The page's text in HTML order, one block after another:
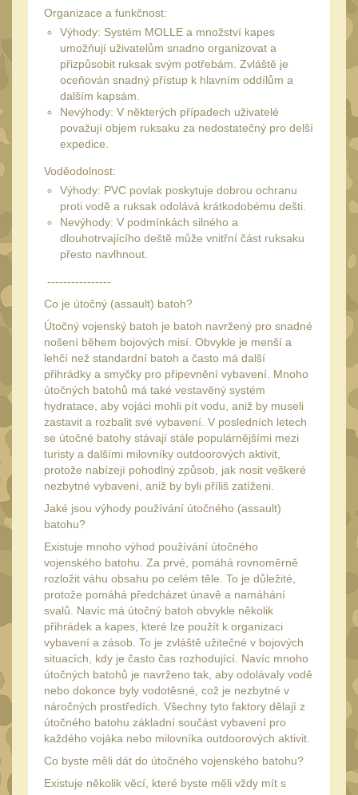
Mechanická mířidla 30
Dvojnožky 39
Dvojnožky na hlaveň 2
Dvojnožky pro picatinny
Dvojnožky pro Keymod
Dvojnožky na otočný
Príslušenstvo18
OPTIKY(146)
Monokuláry
Kolimátory
Zvětšovací moduly 5
LPVO21
Na vzduchovku 15
Na kuše2
Na dlouhé
vzdálenosti
Multi-range 33
Krátka a střední
vzdálenost16
Príslušenstvo pre
optiku9
UTG45
Accushot 7
Accushot Tactical
Organizace a funkčnost:
Výhody: Systém MOLLE a množství kapes
umožňují uživatelům snadno organizovat a
přizpůsobit ruksak svým potřebám. Zvláště je
oceňován snadný přístup k hlavním oddílům a
dalším kapsám.
Nevýhody: V některých případech uživatelé
považují objem ruksaku za nedostatečný pro delší
expedice.
Voděodolnost:
Výhody: PVC povlak poskytuje dobrou ochranu
proti vodě a ruksak odolává krátkodobému dešti.
Nevýhody: V podmínkách silného a
dlouhotrvajícího deště může vnitřní část ruksaku
přesto navlhnout.
----------------
Co je útočný (assault) batoh?
Útočný vojenský batoh je batoh navržený pro snadné
nošení během bojových misí. Obvykle je menší a
lehčí než standardní batoh a často má další
přihrádky a smyčky pro připevnění vybavení. Mnoho
útočných batohů má také vestavěný systém
hydratace, aby vojáci mohli pít vodu, aniž by museli
zastavit a rozbalit své vybavení. V posledních letech
se útočné batohy stávají stále populárnějšími mezi
turisty a dalšími milovníky outdoorových aktivit,
protože nabízejí pohodlný způsob, jak nosit veškeré
nezbytné vybavení, aniž by byli příliš zatíženi.
Jaké jsou výhody používání útočného (assault)
batohu?
Existuje mnoho výhod používání útočného
vojenského batohu. Za prvé, pomáhá rovnoměrně
rozložit váhu obsahu po celém těle. To je důležité,
protože pomáhá předcházet únavě a namáhání
svalů. Navíc má útočný batoh obvykle několik
přihrádek a kapes, které lze použít k organizaci
vybavení a zásob. To je zvláště užitečné v bojových
situacích, kdy je často čas rozhodující. Navíc mnoho
útočných batohů je navrženo tak, aby odolávaly vodě
nebo dokonce byly vodotěsné, což je nezbytné v
náročných prostředích. Všechny tyto faktory dělají z
útočného batohu základní součást vybavení pro
každého vojáka nebo milovníka outdoorových aktivit.
Co byste měli dát do útočného vojenského batohu?
Existuje několik věcí, které byste měli vždy mít s